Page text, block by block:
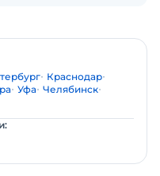
Краснодар
Уфа Челябинск